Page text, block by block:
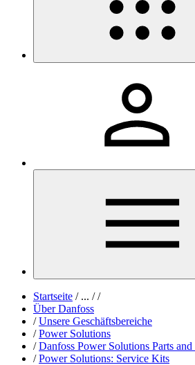
Startseite /... / /
Über Danfoss
/ Unsere Geschäftsbereiche
/ Power Solutions
/ Danfoss Power Solutions Parts and
/ Power Solutions: Service Kits